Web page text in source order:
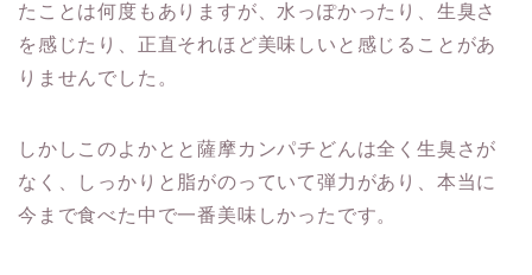
たことは何度もありますが、水っぽかったり、生臭さ
を感じたり、正直それほど美味しいと感じることがあ
りませんでした。
しかしこのよかとと薩摩カンパチどんは全く生臭さが
なく、しっかりと脂がのっていて弾力があり、本当に
今まで食べた中で一番美味しかったです。